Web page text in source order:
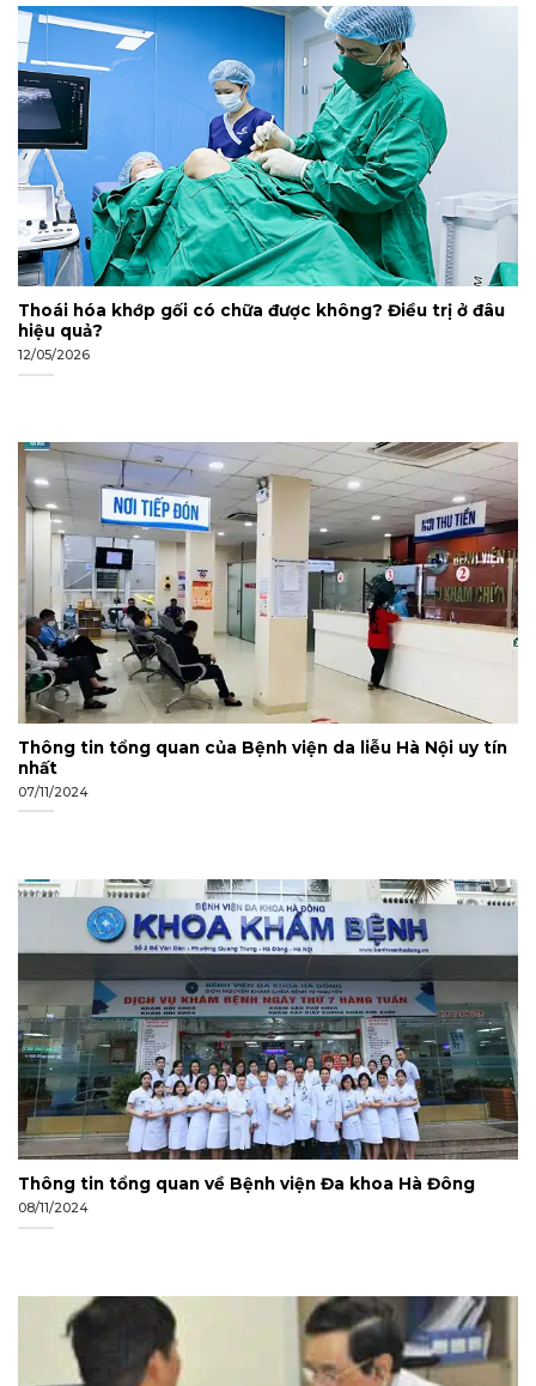
Thoái hóa khớp gối có chữa được không? Điều trị ở đâu
hiệu quả?
12/05/2026
Thông tin tổng quan của Bệnh viện da liễu Hà Nội uy tín
nhất
07/11/2024
Thông tin tổng quan về Bệnh viện Đa khoa Hà Đông
08/11/2024